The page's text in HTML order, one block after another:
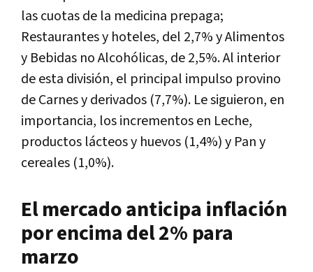
las cuotas de la medicina prepaga;
Restaurantes y hoteles, del 2,7% y Alimentos
y Bebidas no Alcohólicas, de 2,5%. Al interior
de esta división, el principal impulso provino
de Carnes y derivados (7,7%). Le siguieron, en
importancia, los incrementos en Leche,
productos lácteos y huevos (1,4%) y Pan y
cereales (1,0%).
El mercado anticipa inflación
por encima del 2% para
marzo